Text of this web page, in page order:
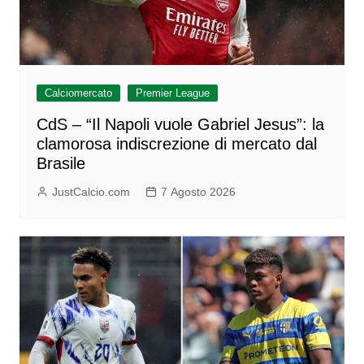
Calciomercato Premier League
CdS – “Il Napoli vuole Gabriel Jesus”: la
clamorosa indiscrezione di mercato dal
Brasile
JustCalcio.com 7 Agosto 2026